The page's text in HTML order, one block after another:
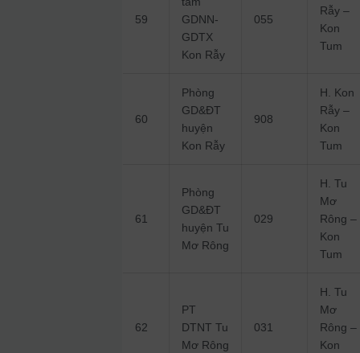
59
GDNN-
GDTX
Kon Rẫy
055
Rẫy –
Kon
Tum
60
Phòng
GD&ĐT
huyện
Kon Rẫy
908
H. Kon
Rẫy –
Kon
Tum
61
Phòng
GD&ĐT
huyện Tu
Mơ Rông
029
H. Tu
Mơ
Rông –
Kon
Tum
62
PT
DTNT Tu
Mơ Rông
031
H. Tu
Mơ
Rông –
Kon